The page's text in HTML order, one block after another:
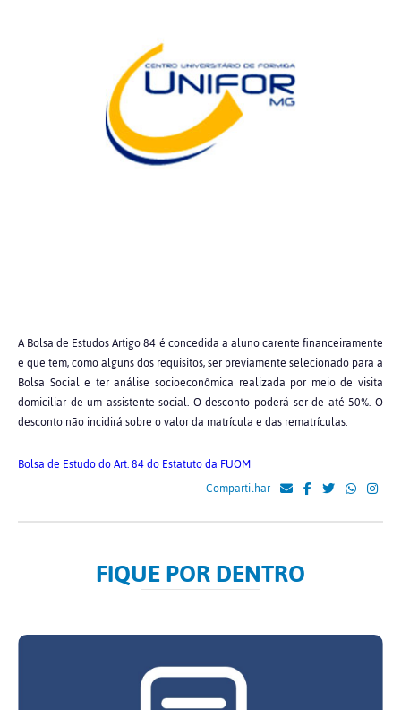
A Bolsa de Estudos Artigo 84 é concedida a aluno carente financeiramente
e que tem, como alguns dos requisitos, ser previamente selecionado para a
Bolsa Social e ter análise socioeconômica realizada por meio de visita
domiciliar de um assistente social. O desconto poderá ser de até 50%. O
desconto não incidirá sobre o valor da matrícula e das rematrículas.
Bolsa de Estudo do Art. 84 do Estatuto da FUOM
Compartilhar
FIQUE POR DENTRO